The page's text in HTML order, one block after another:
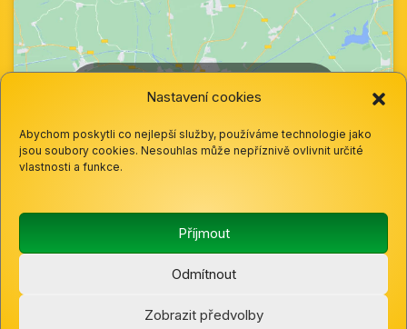
Nastavení cookies
Abychom poskytli co nejlepší služby, používáme technologie jako
jsou soubory cookies. Nesouhlas může nepříznivě ovlivnit určité
vlastnosti a funkce.
Příjmout
Odmítnout
Zobrazit předvolby
cookie a povolte tento obsah
Cheb, Příspěvková organizace |